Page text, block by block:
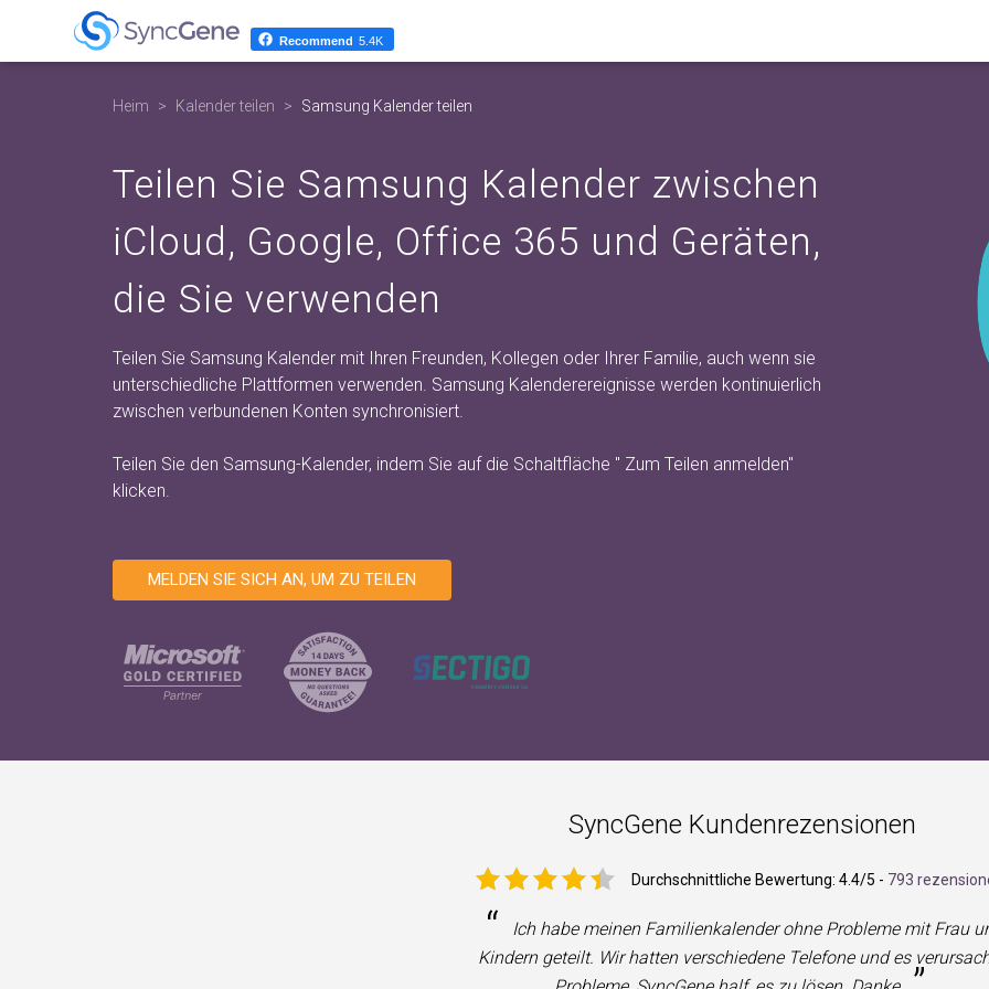
Heim Kalender teilen Samsung Kalender teilen
Teilen Sie Samsung Kalender zwischen
iCloud, Google, Office 365 und Geräten,
die Sie verwenden
Teilen Sie Samsung Kalender mit Ihren Freunden, Kollegen oder Ihrer Familie, auch wenn sie
unterschiedliche Plattformen verwenden. Samsung Kalenderereignisse werden kontinuierlich
zwischen verbundenen Konten synchronisiert.
Teilen Sie den Samsung-Kalender, indem Sie auf die Schaltfläche " Zum Teilen anmelden"
klicken.
MELDEN SIE SICH AN, UM ZU TEILEN
SyncGene Kundenrezensionen
Durchschnittliche Bewertung: 4.4/5 - 793
“
Ich habe meinen Familienkalender ohne Probleme mit Frau
Kindern geteilt. Wir hatten verschiedene Telefone und es
Recommend 5.4K